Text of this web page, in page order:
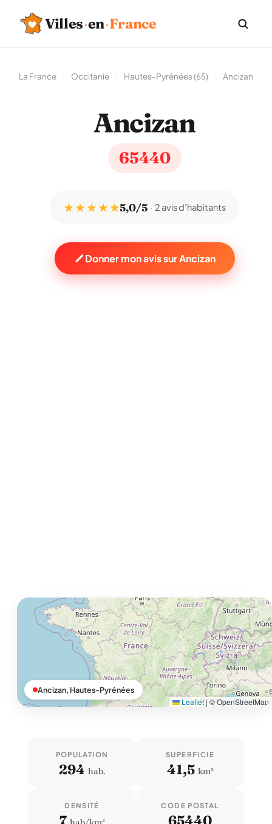
Villes·en·France
La France Occitanie Hautes-Pyrénées (65) Ancizan
Ancizan
65440
★ ★ ★ ★ ★5,0/5 2 avis d'habitants
Donner mon avis sur Ancizan
Leaflet |© OpenStreetMap
Ancizan, Hautes-Pyrénées
POPULATION
294 hab.
SUPERFICIE
41,5 km²
DENSITÉ
7
CODE POSTAL
65440